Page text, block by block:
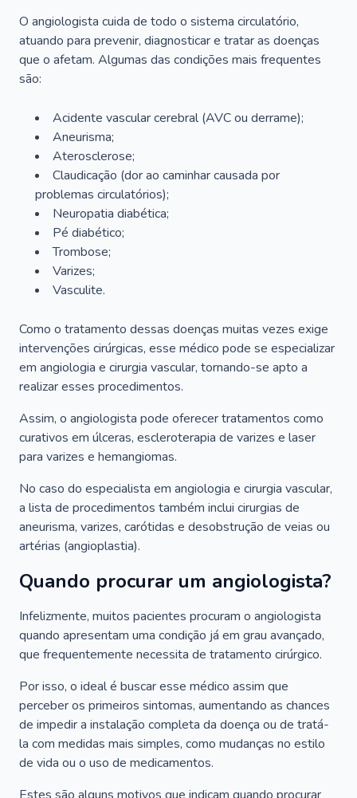
O angiologista cuida de todo o sistema circulatório,
atuando para prevenir, diagnosticar e tratar as doenças
que o afetam. Algumas das condições mais frequentes
são:
Acidente vascular cerebral (AVC ou derrame);
Aneurisma;
Aterosclerose;
Claudicação (dor ao caminhar causada por
problemas circulatórios);
Neuropatia diabética;
Pé diabético;
Trombose;
Varizes;
Vasculite.
Como o tratamento dessas doenças muitas vezes exige
intervenções cirúrgicas, esse médico pode se especializar
em angiologia e cirurgia vascular, tornando-se apto a
realizar esses procedimentos.
Assim, o angiologista pode oferecer tratamentos como
curativos em úlceras, escleroterapia de varizes e laser
para varizes e hemangiomas.
No caso do especialista em angiologia e cirurgia vascular,
a lista de procedimentos também inclui cirurgias de
aneurisma, varizes, carótidas e desobstrução de veias ou
artérias (angioplastia).
Quando procurar um angiologista?
Infelizmente, muitos pacientes procuram o angiologista
quando apresentam uma condição já em grau avançado,
que frequentemente necessita de tratamento cirúrgico.
Por isso, o ideal é buscar esse médico assim que
perceber os primeiros sintomas, aumentando as chances
de impedir a instalação completa da doença ou de tratá-
la com medidas mais simples, como mudanças no estilo
de vida ou o uso de medicamentos.